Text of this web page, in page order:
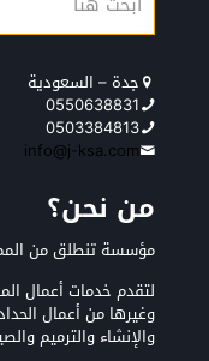
جدة – السعودية
0550638831
0503384813
info@j-ksa.com
من نحن؟
مؤسسة تنطلق من
لتقدم خدمات أعمال
وغيرها من أعمال
والإنشاء والترميم